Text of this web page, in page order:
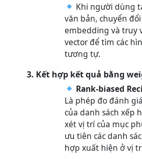
Khi người dùng
văn bản, chuyển
embedding và truy
vector để tìm các
tương tự.
3. Kết hợp kết quả bằng
Rank-biased
Là phép đo đánh
của danh sách xếp
xét vị trí của mục
ưu tiên các danh
hợp xuất hiện ở vị